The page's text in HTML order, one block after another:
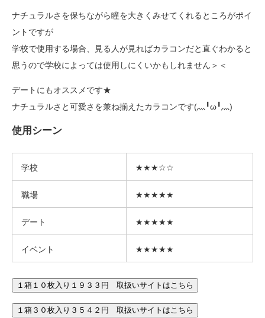
ナチュラルさを保ちながら瞳を大きくみせてくれるところがポイ
ントですが
学校で使用する場合、見る人が見ればカラコンだと直ぐわかると
思うので学校によっては使用しにくいかもしれません＞＜
デートにもオススメです★
ナチュラルさと可愛さを兼ね揃えたカラコンです(灬╹ω╹灬)
使用シーン
学校 ★★★☆☆
職場 ★★★★★
デート ★★★★★
イベント ★★★★★
１箱１０枚入り１９３３円 取扱いサイトはこちら
１箱３０枚入り３５４２円 取扱いサイトはこちら